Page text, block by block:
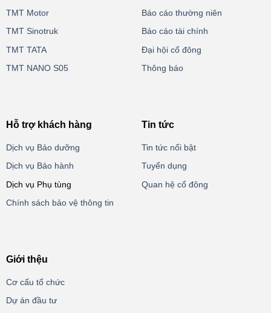
TMT Motor
TMT Sinotruk
TMT TATA
TMT NANO S05
Báo cáo thường niên
Báo cáo tài chính
Đại hội cổ đông
Thông báo
Hỗ trợ khách hàng
Dịch vụ Bảo dưỡng
Dịch vụ Bảo hành
Dịch vụ Phụ tùng
Chính sách bảo vệ thông tin
Tin tức
Tin tức nổi bật
Tuyển dụng
Quan hệ cổ đông
Giới thệu
Cơ cấu tổ chức
Dự án đầu tư